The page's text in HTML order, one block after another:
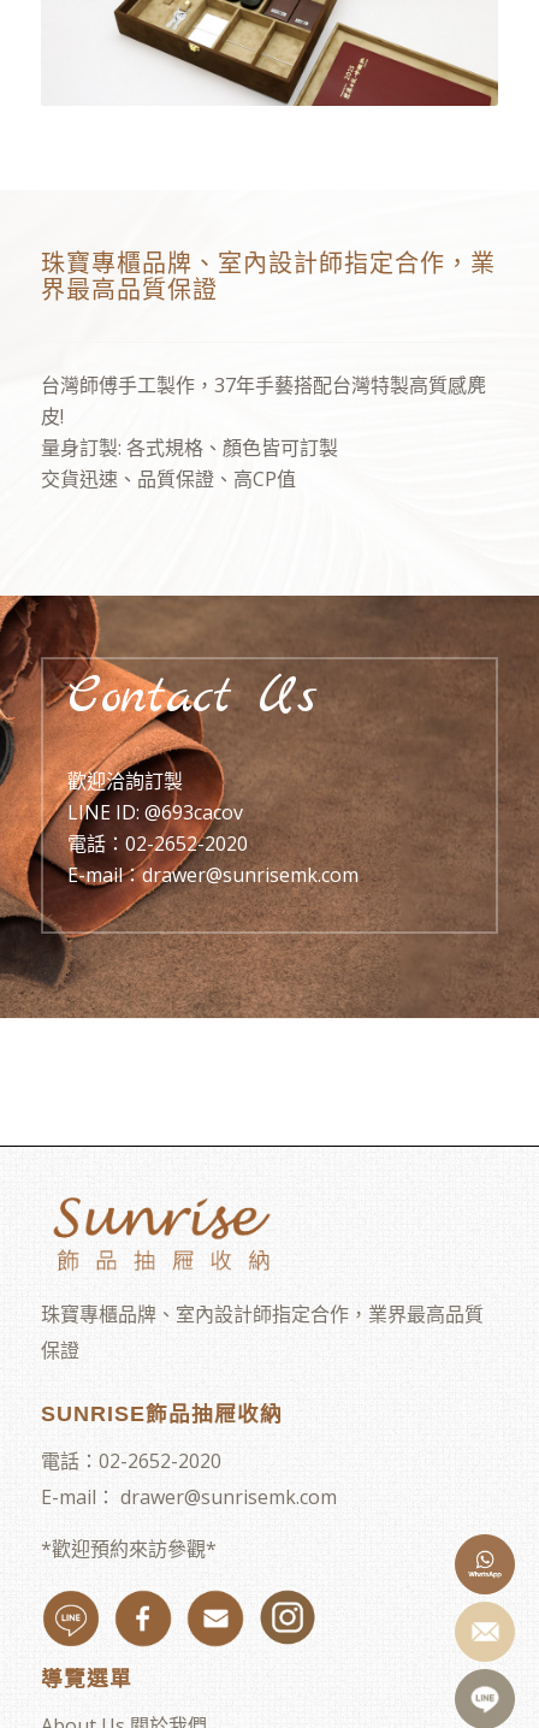
珠寶專櫃品牌、室內設計師指定合作，業
界最高品質保證
台灣師傅手工製作，37年手藝搭配台灣特製高質感麂
皮!
量身訂製: 各式規格、顏色皆可訂製
交貨迅速、品質保證、高CP值
Contact Us
歡迎洽詢訂製
LINE ID: @693cacov
電話： 02-2652-2020
E-mail：drawer@sunrisemk.com
珠寶專櫃品牌、室內設計師指定合作，業界最高品質
保證
SUNRISE飾品抽屜收納
電話： 02-2652-2020
E-mail： drawer@sunrisemk.com
*歡迎預約來訪參觀*
導覽選單